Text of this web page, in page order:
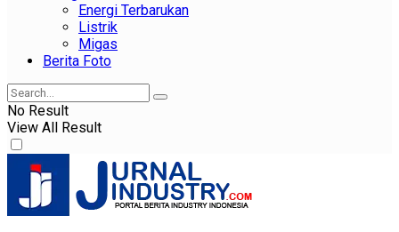
Energi Terbarukan
Listrik
Migas
Berita Foto
No Result
View All Result